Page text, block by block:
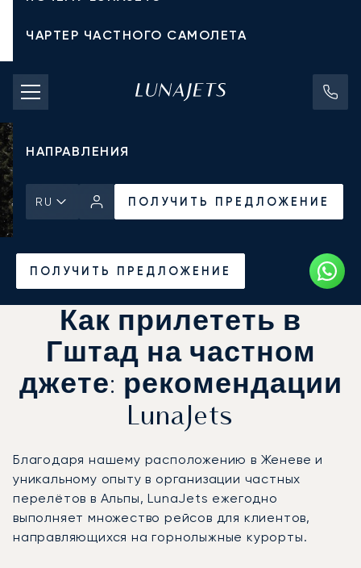
ЧАРТЕР ЧАСТНОГО САМОЛЕТА
СТОИМОСТЬ ЧАРТЕРА
ЧАСТНЫЕ САМОЛЕТЫ
НАПРАВЛЕНИЯ
RU ПОЛУЧИТЬ ПРЕДЛОЖЕНИЕ
ПОЛУЧИТЬ ПРЕДЛОЖЕНИЕ
Как прилететь в
Гштад на частном
джете: рекомендации
LunaJets
Благодаря нашему расположению в Женеве и
уникальному опыту в организации частных
перелётов в Альпы, LunaJets ежегодно
выполняет множество рейсов для клиентов,
направляющихся на горнолыжные курорты.